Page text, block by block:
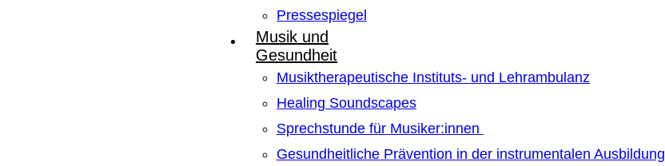
Pressespiegel
Musik und
Gesundheit
Musiktherapeutische Instituts- und Lehrambulanz
Healing Soundscapes
Sprechstunde für Musiker:innen
Gesundheitliche Prävention in der instrumentalen Ausbildung